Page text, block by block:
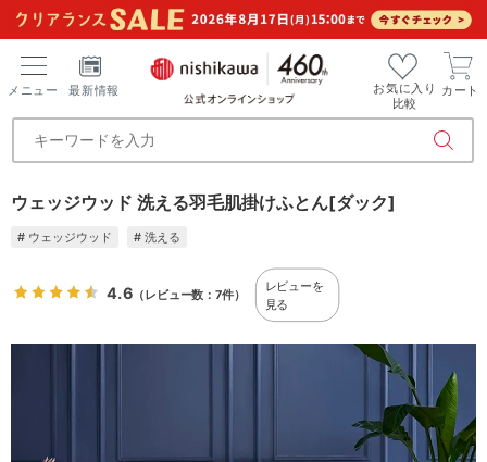
メニュー 最新情報
お気に入り
比較
カート
ウェッジウッド 洗える羽毛肌掛けふとん[ダック]
# ウェッジウッド # 洗える
4.6 （レビュー数：7件）
レビューを
見る